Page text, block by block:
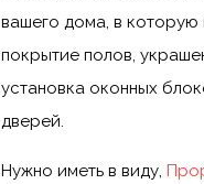
вашего дома, в которую
покрытие полов,
установка оконных
дверей.
Нужно иметь в виду,